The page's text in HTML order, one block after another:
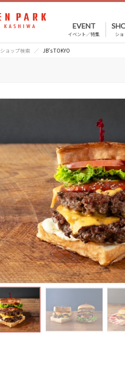
EVENT
イベント／特集 シ
ショップ検索 JB's TOKYO